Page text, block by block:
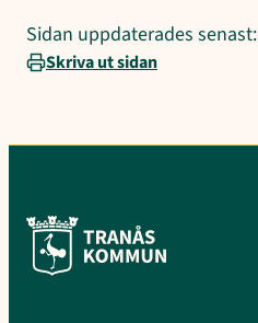
Sidan uppdaterades senast:
Skriva ut sidan